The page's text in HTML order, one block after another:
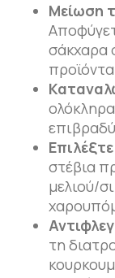
Μείωση
σάκχαρα
στέβια
μελιού/
τη